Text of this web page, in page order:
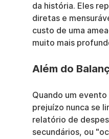
da história. Eles
diretas e
custo de uma
muito mais
Além do
Quando um
prejuízo nunca se
relatório de
secundários, ou